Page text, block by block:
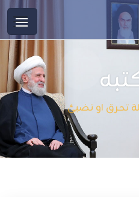
تحرق او تضيئ